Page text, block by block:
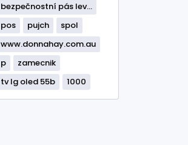
bezpečnostní pás lev...
pos
pujch
spol
www.donnahay.com.au
p
zamecnik
tv lg oled 55b
1000